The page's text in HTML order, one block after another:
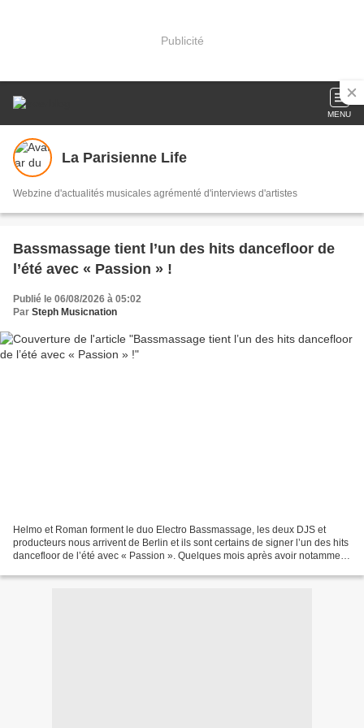
Publicité
MENU
La Parisienne Life
Webzine d'actualités musicales agrémenté d'interviews d'artistes
Bassmassage tient l’un des hits dancefloor de
l’été avec « Passion » !
Publié le 06/08/2026 à 05:02
Par Steph Musicnation
Helmo et Roman forment le duo Electro Bassmassage, les deux DJS et
producteurs nous arrivent de Berlin et ils sont certains de signer l’un des hits
dancefloor de l’été avec « Passion ». Quelques mois après avoir notamment